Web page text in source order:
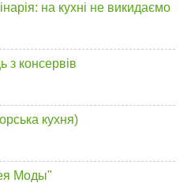
на кухні не викидаємо
з консервів
кухня)
Моды"